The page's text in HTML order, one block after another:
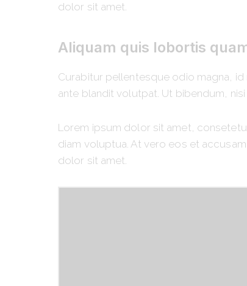
dolor sit amet.
Aliquam quis lobortis
Curabitur pellentesque odio magna,
ante blandit volutpat. Ut bibendum,
Lorem ipsum dolor sit amet,
diam voluptua. At vero eos et
dolor sit amet.